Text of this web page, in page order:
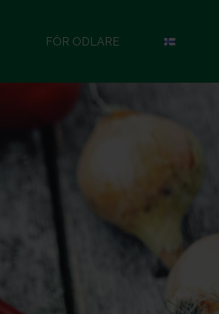
FÖR ODLARE